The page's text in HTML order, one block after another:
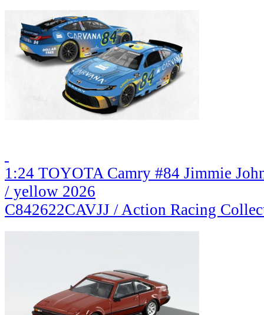
1:24 TOYOTA Camry #84 Jimmie
/ yellow 2026
C842622CAVJJ / Action Racing